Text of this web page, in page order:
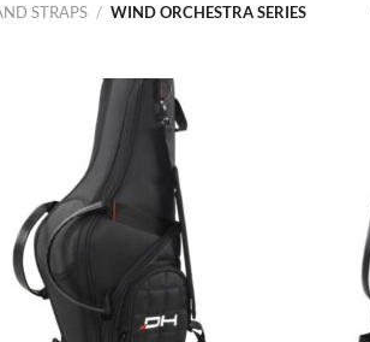
STRAPS / WIND ORCHESTRA SERIES